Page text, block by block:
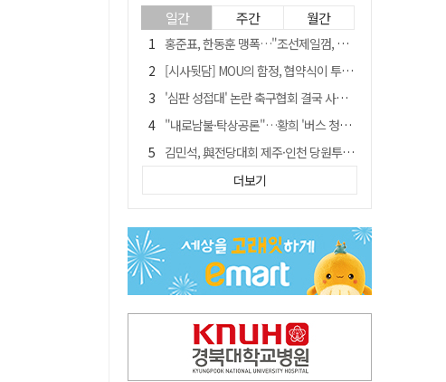
일간 주간 월간
홍준표, 한동훈 맹폭…"조선제일껌, 권력에 살고 권력에 죽었다"
[시사뒷담] MOU의 함정, 협약식이 투자 확정은 아니긴 해
'심판 성접대' 논란 축구협회 결국 사과…"깊이 반성, 쇄신하겠다"
"내로남불·탁상공론"…황희 '버스 청년주택' 제안에 與 내부서도 쓴소리
김민석, 與전당대회 제주·인천 당원투표서 승리…누적 득표는 '초박빙'
"경로당 통장에 비밀번호가 적혀 있다"…전국 돌며 경로당 13곳 턴 30대 구속
휠체어 환자 발로 밀어 숨지게 한 70대 간병인…2심도 집행유예
"침대에 결박, 탈진"…평생 교회서 산 11세 남아, 병원 이송 끝 숨져
[금주의 이슈] 하늘의 외계인, 바다의 귀향자…영화 '호프'와 '오디세이'
더보기